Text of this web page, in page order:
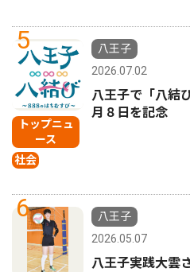
5
トップニュ
ース
社会
八王子
2026.07.02
八王子で「八結
月８日を記念
6
八王子
2026.05.07
八王子実践大雲